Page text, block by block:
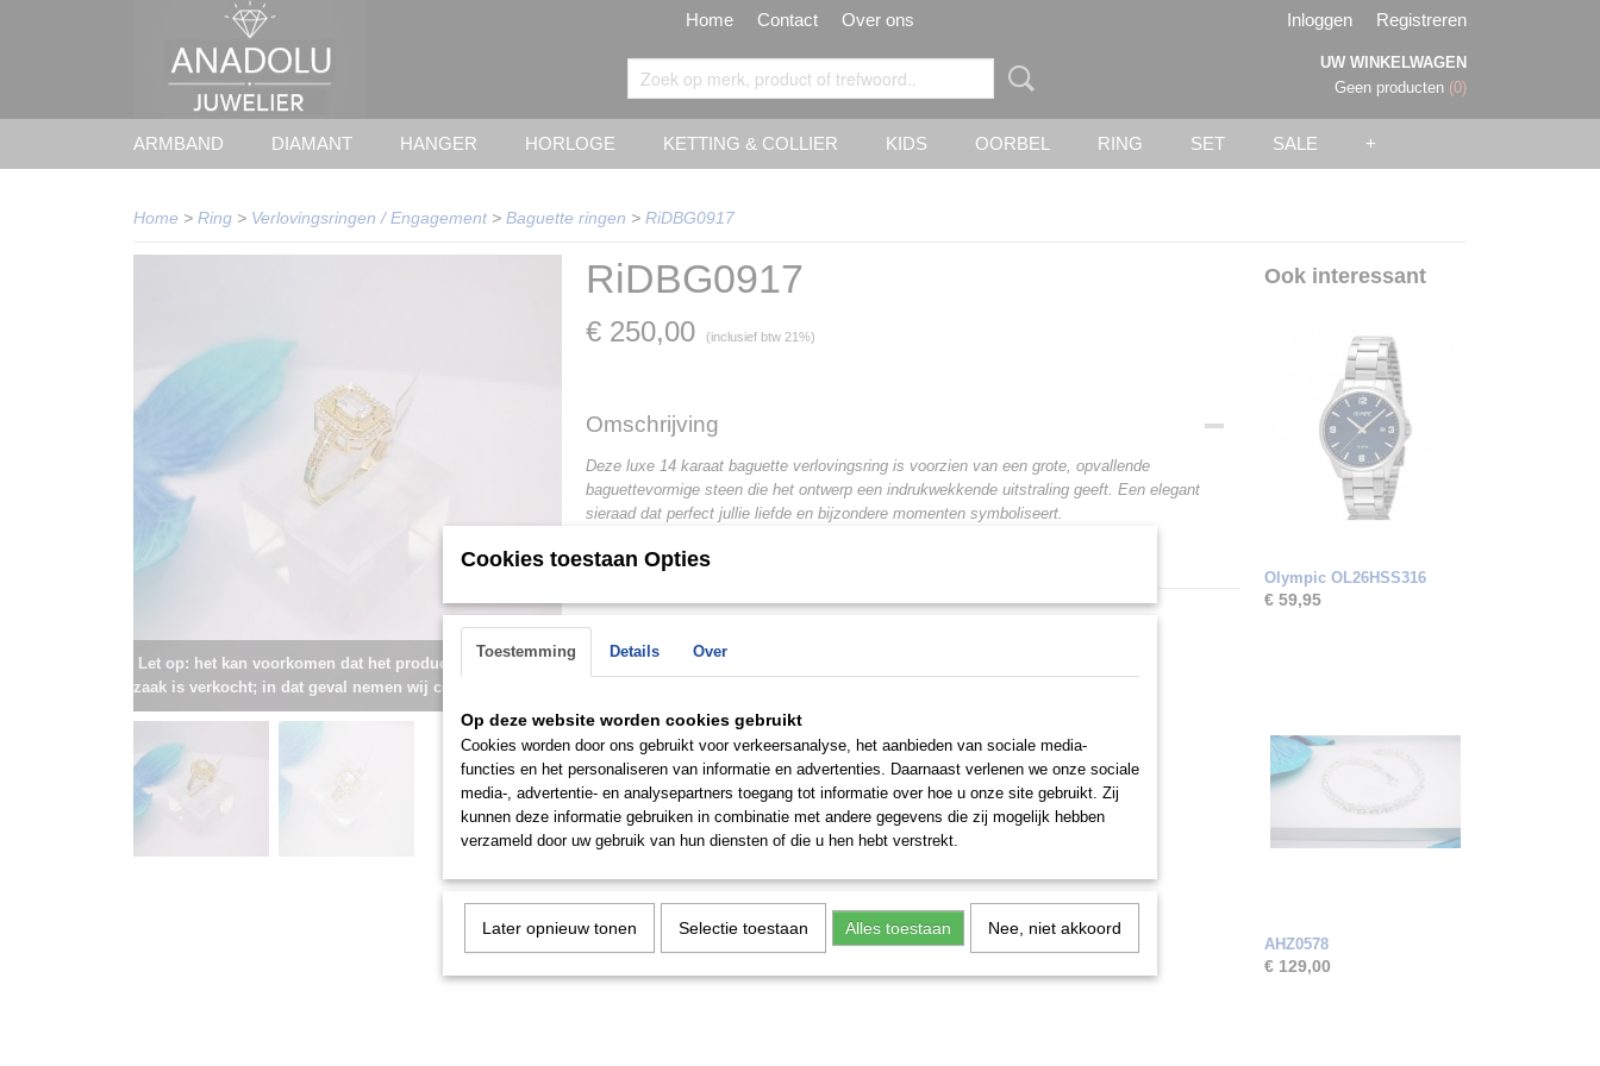
Home Contact Over ons Inloggen Registreren
UW WINKELWAGEN
Geen producten (0)
ARMBAND DIAMANT HANGER HORLOGE KETTING & COLLIER KIDS OORBEL RING SET SALE +
Home > Ring > Verlovingsringen / Engagement > Baguette ringen > RiDBG0917
Let op: het kan voorkomen dat het product onlangs in de
zaak is verkocht; in dat geval nemen wij contact met u op.
RiDBG0917
€ 250,00 (inclusief btw 21%)
Omschrijving
Deze luxe 14 karaat baguette verlovingsring is voorzien van een grote, opvallende
baguettevormige steen die het ontwerp een indrukwekkende uitstraling geeft. Een elegant
sieraad dat perfect jullie liefde en bijzondere momenten symboliseert.
Ringmaat: 19,5
Ook interessant
Olympic OL26HSS316
€ 59,95
AHZ0578
€ 129,00
Cookies toestaan Opties
Toestemming Details Over
Op deze website worden cookies gebruikt
Cookies worden door ons gebruikt voor verkeersanalyse, het aanbieden van sociale media-
functies en het personaliseren van informatie en advertenties. Daarnaast verlenen we onze sociale
media-, advertentie- en analysepartners toegang tot informatie over hoe u onze site gebruikt. Zij
kunnen deze informatie gebruiken in combinatie met andere gegevens die zij mogelijk hebben
verzameld door uw gebruik van hun diensten of die u hen hebt verstrekt.
Later opnieuw tonen Selectie toestaan Alles toestaan Nee, niet akkoord